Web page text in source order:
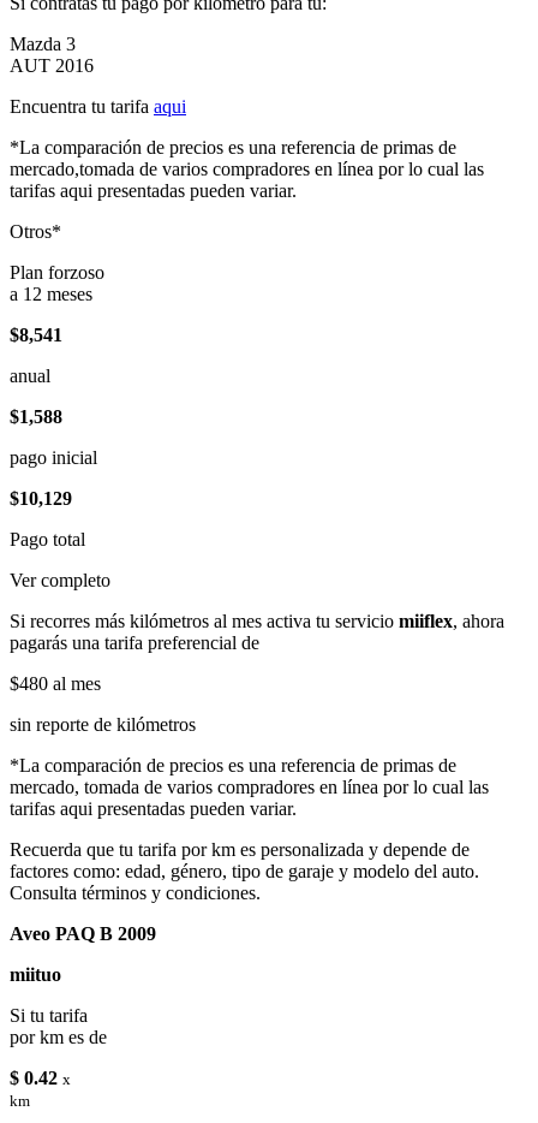
Mazda 3
AUT 2016
Encuentra tu tarifa aqui
*La comparación de precios es una referencia de primas de
mercado,tomada de varios compradores en línea por lo cual las
tarifas aqui presentadas pueden variar.
Otros*
Plan forzoso
a 12 meses
$8,541
anual
$1,588
pago inicial
$10,129
Pago total
Ver completo
Si recorres más kilómetros al mes activa tu servicio miiflex, ahora
pagarás una tarifa preferencial de
$480 al mes
sin reporte de kilómetros
*La comparación de precios es una referencia de primas de
mercado, tomada de varios compradores en línea por lo cual las
tarifas aqui presentadas pueden variar.
Recuerda que tu tarifa por km es personalizada y depende de
factores como: edad, género, tipo de garaje y modelo del auto.
Consulta términos y condiciones.
Aveo PAQ B 2009
miituo
Si tu tarifa
por km es de
$ 0.42 x
km